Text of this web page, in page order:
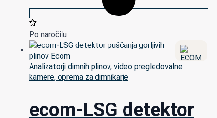
Po naročilu
Analizatorji dimnih plinov, video pregledovalne
kamere, oprema za dimnikarje
ecom-LSG detektor